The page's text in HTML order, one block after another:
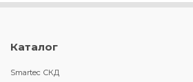
Каталог
Smartec СКД